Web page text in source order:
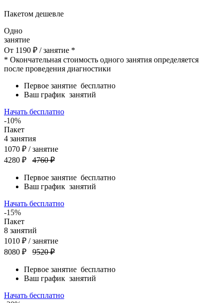
Пакетом дешевле
Одно
занятие
От 1190 ₽ / занятие *
* Окончательная стоимость одного занятия определяется
после проведения диагностики
Первое занятие бесплатно
Ваш график занятий
Начать бесплатно
-10%
Пакет
4 занятия
1070 ₽ / занятие
4280 ₽
4760 ₽
Первое занятие бесплатно
Ваш график занятий
Начать бесплатно
-15%
Пакет
8 занятий
1010 ₽ / занятие
8080 ₽
9520 ₽
Первое занятие бесплатно
Ваш график занятий
Начать бесплатно